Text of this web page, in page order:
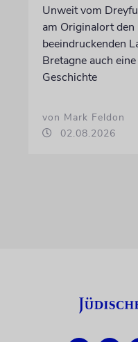
Unweit vom
am Originalort den
beeindruckenden
Bretagne auch
Geschichte
von Mark Feldon
02.08.2026